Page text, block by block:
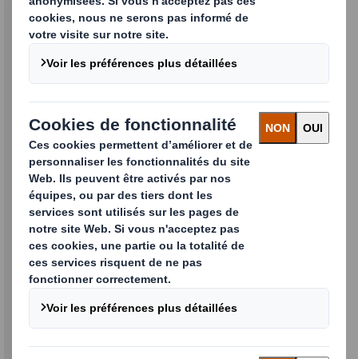
Rapport de Développement
Durable 2025
Notre Rapport annuel de Développement
Durable communique les progrès accomplis de
notre stratégie Aujourd’hui & Demain.